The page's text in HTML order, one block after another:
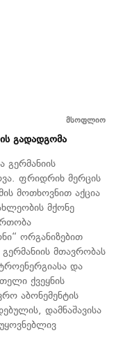
მსოფლიო
გადადგომა
გერმანიის
ფრიდრიხ მერცის
მოთხოვნით აქცია
მქონე
ორგანიზებით
მთავრობას
და
ქვეყნის
აბონემენტის
დამნაშავისა